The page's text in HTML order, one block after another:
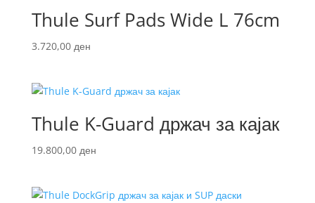
Thule Surf Pads Wide L 76cm
3.720,00 ден
Thule K-Guard држач за кајак
19.800,00 ден